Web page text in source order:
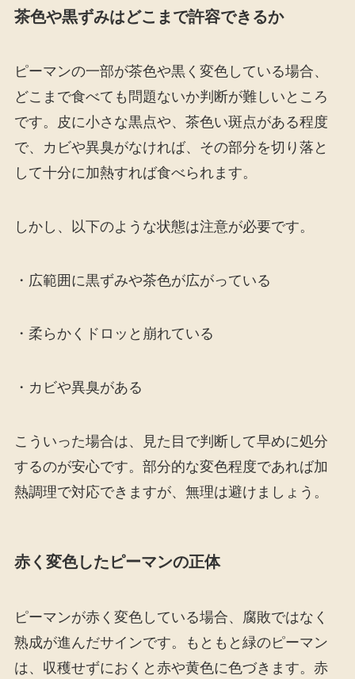
茶色や黒ずみはどこまで許容できるか
ピーマンの一部が茶色や黒く変色している場合、
どこまで食べても問題ないか判断が難しいところ
です。皮に小さな黒点や、茶色い斑点がある程度
で、カビや異臭がなければ、その部分を切り落と
して十分に加熱すれば食べられます。
しかし、以下のような状態は注意が必要です。
・広範囲に黒ずみや茶色が広がっている
・柔らかくドロッと崩れている
・カビや異臭がある
こういった場合は、見た目で判断して早めに処分
するのが安心です。部分的な変色程度であれば加
熱調理で対応できますが、無理は避けましょう。
赤く変色したピーマンの正体
ピーマンが赤く変色している場合、腐敗ではなく
熟成が進んだサインです。もともと緑のピーマン
は、収穫せずにおくと赤や黄色に色づきます。赤